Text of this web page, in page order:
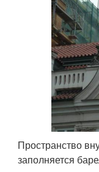
Пространство
заполняется